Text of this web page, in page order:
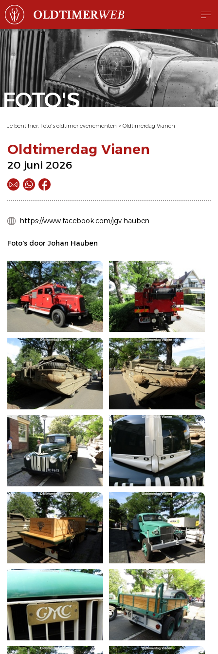
FOTO'S
Je bent hier: Foto's oldtimer evenementen > Oldtimerdag Vianen
Oldtimerdag Vianen
20 juni 2026
https://www.facebook.com/jgv.hauben
Foto's door Johan Hauben